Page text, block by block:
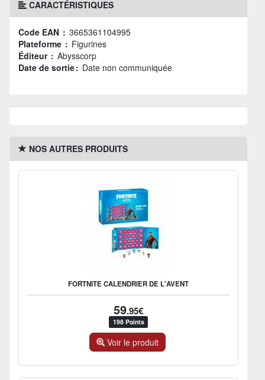
CARACTÉRISTIQUES
Code EAN : 3665361104995
Plateforme : Figurines
Éditeur : Abysscorp
Date de sortie : Date non communiquée
NOS AUTRES PRODUITS
FORTNITE CALENDRIER DE L'AVENT
59.95€
198 Points
Voir le produit